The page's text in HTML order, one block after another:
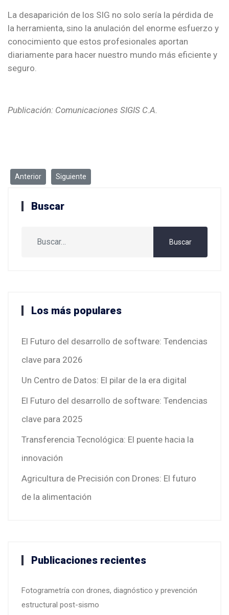
La desaparición de los SIG no solo sería la pérdida de
la herramienta, sino la anulación del enorme esfuerzo y
conocimiento que estos profesionales aportan
diariamente para hacer nuestro mundo más eficiente y
seguro.
Publicación: Comunicaciones SIGIS C.A.
Artículo anterior: El Futuro del desarrollo de software: Tendencias
Anterior Artículo siguiente: ¿Qué es una Dashcam? La guía
Siguiente
Buscar
Buscar
Los más populares
El Futuro del desarrollo de software: Tendencias
clave para 2026
Un Centro de Datos: El pilar de la era digital
El Futuro del desarrollo de software: Tendencias
clave para 2025
Transferencia Tecnológica: El puente hacia la
innovación
Agricultura de Precisión con Drones: El futuro
de la alimentación
Publicaciones recientes
Fotogrametría con drones, diagnóstico y prevención
estructural post-sismo